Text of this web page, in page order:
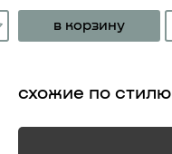
в корзину
схожие по стилю